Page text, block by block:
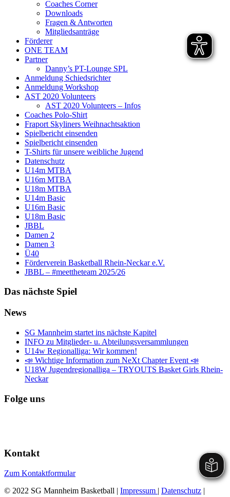
Coaches Corner
Downloads
Fragen & Antworten
Mitgliedsanträge
Förderer
ONE TEAM
Partner
Danny’s PT-Lounge SPL
Anmeldung Schiedsrichter
Anmeldung Workshop
AST 2020 Volunteers
AST 2020 Volunteers – Infos
Coaches Polo-Shirt
Fraport Skyliners Weihnachtsaktion
Spielbericht einsenden
Spielbericht einsenden
T-Shirts für unsere weibliche Jugend
Datenschutz
U14m MTBA
U16m MTBA
U18m MTBA
U14m Basic
U16m Basic
U18m Basic
JBBL
Damen 2
Damen 3
Ü40
Förderverein Basketball Rhein-Neckar e.V.
JBBL – #meettheteam 2025/26
Das nächste Spiel
News
SG Mannheim startet ins nächste Kapitel
INFO zu Mitglieder- u. Abteilungsversammlungen
U14w Regionalliga: Wir kommen!
📣 Wichtige Information zum NeXt Chapter Event 📣
U18W Jugendregionalliga – TRYOUTS Basket Girls Rhein-
Neckar
Folge uns
Kontakt
Zum Kontaktformular
© 2022 SG Mannheim Basketball | Impressum | Datenschutz |